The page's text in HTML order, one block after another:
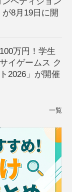
8月19日に開
万円！学生
イゲームス ク
2026」が開催
一覧